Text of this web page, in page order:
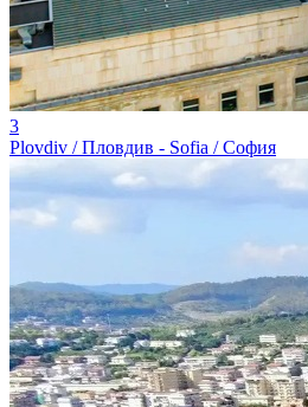
3
Plovdiv / Пловдив - Sofia / София